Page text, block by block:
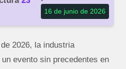
16 de junio de 2026
2026, la industria
evento sin precedentes en